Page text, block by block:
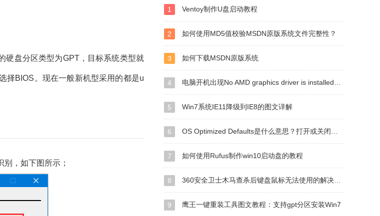
硬盘分区类型为GPT，目标系统类型就
择BIOS。现在一般新机型采用的都是u
，如下图所示；
1 Ventoy制作U盘启动教程
2 如何使用MD5值校验MSDN原版系统文件完整性？
3 如何下载MSDN原版系统
4 电脑开机出现No AMD graphics driver is installed的解决方案
5 Win7系统IE11降级到IE8的图文详解
6 OS Optimized Defaults是什么意思？打开或关闭有什么区别？
7 如何使用Rufus制作win10启动盘的教程
8 360安全卫士木马查杀后键盘鼠标无法使用的解决方法
9 鹰王一键重装工具图文教程：支持gpt分区安装Win7